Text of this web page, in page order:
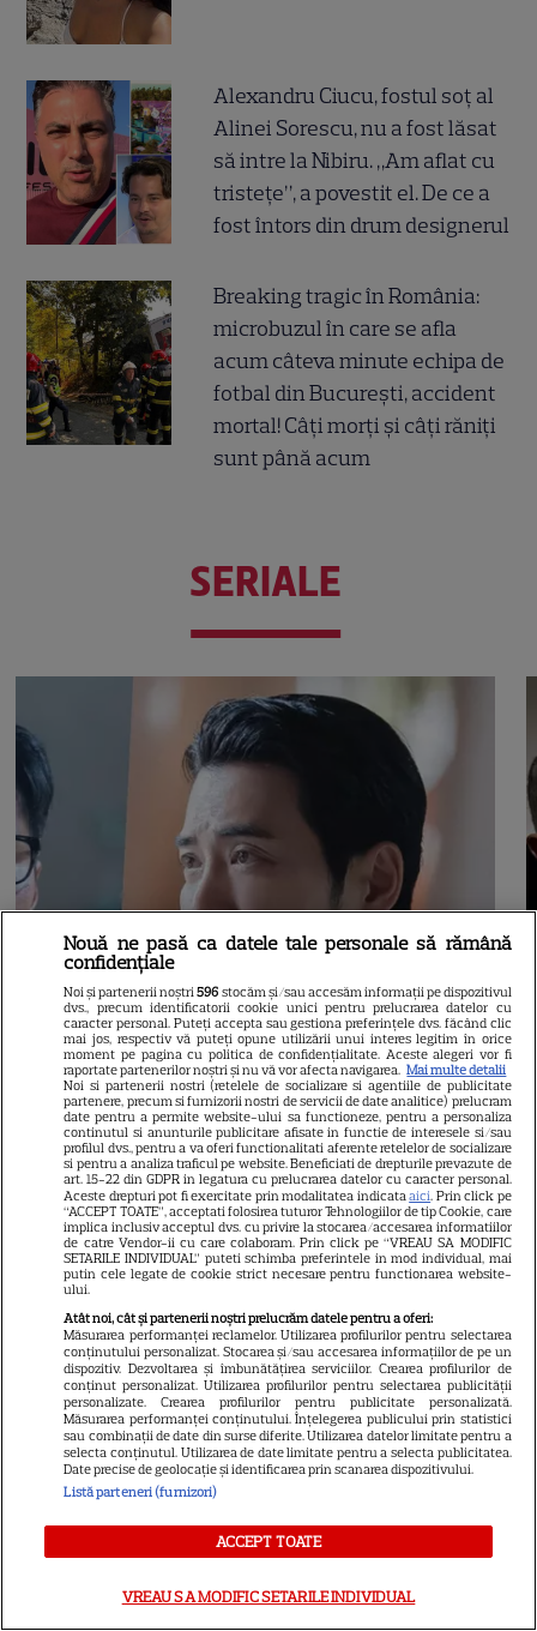
Alexandru Ciucu, fostul soț al
Alinei Sorescu, nu a fost lăsat
să intre la Nibiru. „Am aflat cu
tristețe”, a povestit el. De ce a
fost întors din drum designerul
Breaking tragic în România:
microbuzul în care se afla
acum câteva minute echipa de
fotbal din București, accident
mortal! Câți morți și câți răniți
sunt până acum
SERIALE
NETFLIX
Agentul Kim reactivat pe
Netflix: Serialul-fenomen care
a rupt topurile de audiență. Ce
șanse sunt pentru Sezonul 2
ARTICOLE PARTENERI
Nouă ne pasă ca datele tale personale să rămână
confidențiale
Noi și partenerii noștri596 stocăm și/sau accesăm informații pe dispozitivul
dvs., precum identificatorii cookie unici pentru prelucrarea datelor cu
caracter personal. Puteți accepta sau gestiona preferințele dvs. făcând clic
mai jos, respectiv vă puteți opune utilizării unui interes legitim în orice
moment pe pagina cu politica de confidențialitate. Aceste alegeri vor fi
raportate partenerilor noștri și nu vă vor afecta navigarea. Mai multe detalii
Noi si partenerii nostri (retelele de socializare si agentiile de publicitate
partenere, precum si furnizorii nostri de servicii de date analitice) prelucram
date pentru a permite website-ului sa functioneze, pentru a personaliza
continutul si anunturile publicitare afisate in functie de interesele si/sau
profilul dvs., pentru a va oferi functionalitati aferente retelelor de socializare
si pentru a analiza traficul pe website. Beneficiati de drepturile prevazute de
art. 15-22 din GDPR in legatura cu prelucrarea datelor cu caracter personal.
Aceste drepturi pot fi exercitate prin modalitatea indicataaici. Prin click pe
“ACCEPT TOATE”, acceptati folosirea tuturor Tehnologiilor de tip Cookie, care
implica inclusiv acceptul dvs. cu privire la stocarea/accesarea informatiilor
de catre Vendor-ii cu care colaboram. Prin click pe “VREAU SA MODIFIC
SETARILE INDIVIDUAL” puteti schimba preferintele in mod individual, mai
putin cele legate de cookie strict necesare pentru functionarea website-
ului.
Atât noi, cât și partenerii noștri prelucrăm datele pentru a oferi:
Măsurarea performanței reclamelor. Utilizarea profilurilor pentru selectarea
conținutului personalizat. Stocarea și/sau accesarea informațiilor de pe un
dispozitiv. Dezvoltarea și îmbunătățirea serviciilor. Crearea profilurilor de
conținut personalizat. Utilizarea profilurilor pentru selectarea publicității
personalizate. Crearea profilurilor pentru publicitate personalizată.
Măsurarea performanței conținutului. Înțelegerea publicului prin statistici
sau combinații de date din surse diferite. Utilizarea datelor limitate pentru a
selecta conținutul. Utilizarea de date limitate pentru a selecta publicitatea.
Date precise de geolocație și identificarea prin scanarea dispozitivului.
Listă parteneri (furnizori)
ACCEPT TOATE
VREAU SA MODIFIC SETARILE INDIVIDUAL